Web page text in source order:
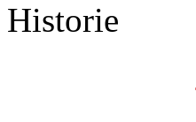
Historie